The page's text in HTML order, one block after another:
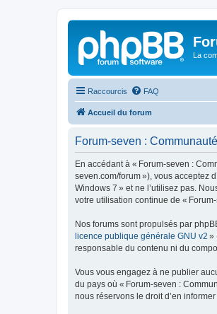
La
Raccourcis FAQ
Accueil du forum
Forum-seven :
En accédant à « Forum-seven :
seven.com/forum »), vous acceptez
Windows 7 » et ne l’utilisez pas.
votre utilisation continue de «
Nos forums sont propulsés par
licence publique générale GNU v2 »
responsable du contenu ni du
Vous vous engagez à ne publier
du pays où « Forum-seven :
nous réservons le droit d’en